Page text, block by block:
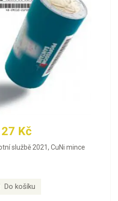
Kč
službě 2021, CuNi mince
Do košíku